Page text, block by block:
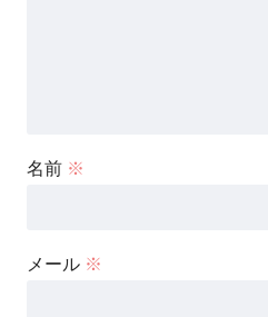
名前 ※
メール ※